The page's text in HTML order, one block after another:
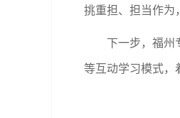
挑重担、担当作为
下一步，福州
等互动学习模式，